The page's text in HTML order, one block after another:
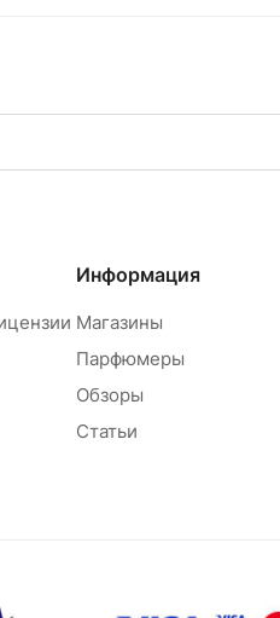
Информация
Магазины
Парфюмеры
Обзоры
Статьи